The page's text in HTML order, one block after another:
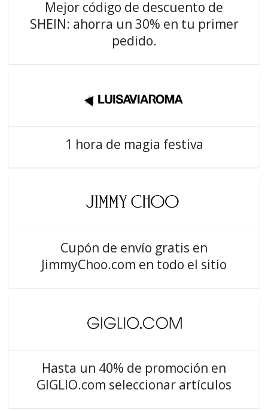
Mejor código de descuento de
SHEIN: ahorra un 30% en tu primer
pedido.
1 hora de magia festiva
Cupón de envío gratis en
JimmyChoo.com en todo el sitio
Hasta un 40% de promoción en
GIGLIO.com seleccionar artículos